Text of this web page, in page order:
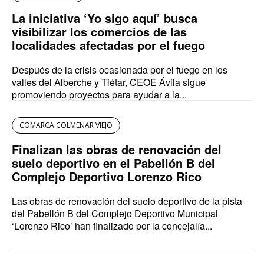
La iniciativa ‘Yo sigo aquí’ busca
visibilizar los comercios de las
localidades afectadas por el fuego
Después de la crisis ocasionada por el fuego en los
valles del Alberche y Tiétar, CEOE Ávila sigue
promoviendo proyectos para ayudar a la...
COMARCA COLMENAR VIEJO
Finalizan las obras de renovación del
suelo deportivo en el Pabellón B del
Complejo Deportivo Lorenzo Rico
Las obras de renovación del suelo deportivo de la pista
del Pabellón B del Complejo Deportivo Municipal
‘Lorenzo Rico’ han finalizado por la concejalía...